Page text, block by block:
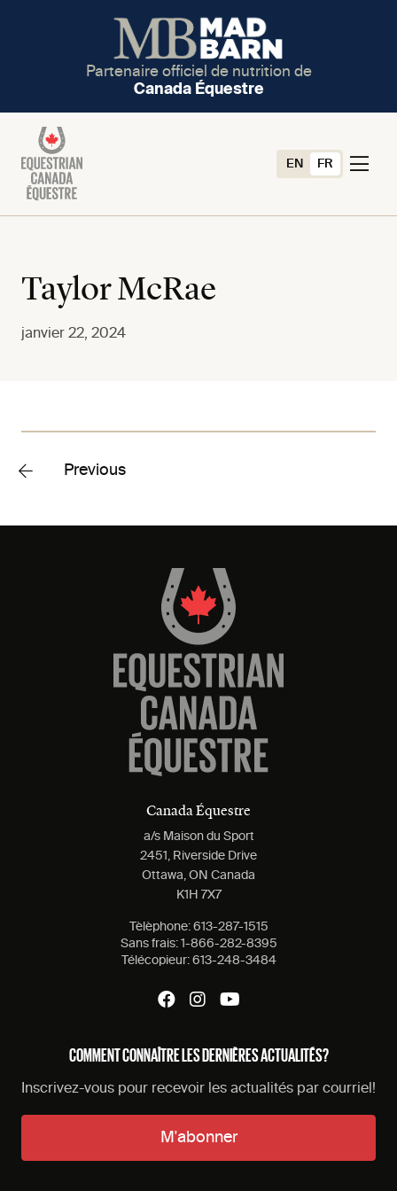
Partenaire officiel de nutrition de
Canada Équestre
EN FR
Taylor McRae
janvier 22, 2024
Previous
Canada Équestre
a/s Maison du Sport
2451, Riverside Drive
Ottawa, ON Canada
K1H 7X7
Tèlèphone: 613-287-1515
Sans frais: 1-866-282-8395
Télécopieur: 613-248-3484
COMMENT CONNAÎTRE LES DERNIÈRES ACTUALITÉS?
Inscrivez-vous pour recevoir les actualités par courriel!
M'abonner